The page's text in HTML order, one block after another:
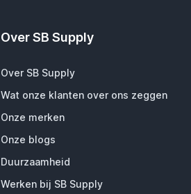
Over SB Supply
Over SB Supply
Wat onze klanten over ons zeggen
Onze merken
Onze blogs
Duurzaamheid
Werken bij SB Supply